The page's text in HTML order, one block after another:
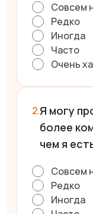
Совсем
Редко
Иногда
Часто
Очень
Я могу
более
чем я
Совсем
Редко
Иногда